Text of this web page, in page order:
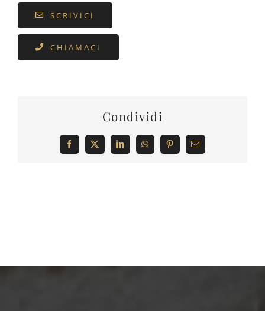
SCRIVICI
CHIAMACI
Condividi
Facebook
X LinkedInWhatsAppPinterestEmail